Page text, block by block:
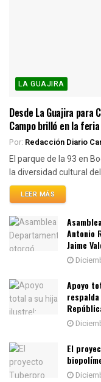
LA GUAJIRA
Desde La Guajira para
Campo brilló en la
Por: Redacción Diario
El parque de la 93 en
la diversidad cultural
LEER MÁS
Antonio
Jaime
Apoyo
El